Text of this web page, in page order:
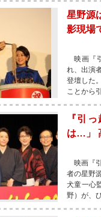
星野源
影現場
映画『
れ、出演
登壇した
ことから
『引
は…」
映画『
者の星野
犬童一心
野）が、